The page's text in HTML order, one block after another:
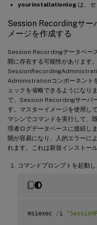
yourinstallationlog は、
Session Recordingサー
メージを作成する
Session Recordingデータベー
開に存在する可能性があります
Administrationコンポーネント
ェックを省略できるようになり
で、Session Recordingサーバ
す。マスターイメージを使用し
マシンでコマンドを実行して
理者ログデータベースに接続し
開が容易になり、人的エラーに
れます。これは新規インストー
コマンドプロンプトを起動
msiexec /i